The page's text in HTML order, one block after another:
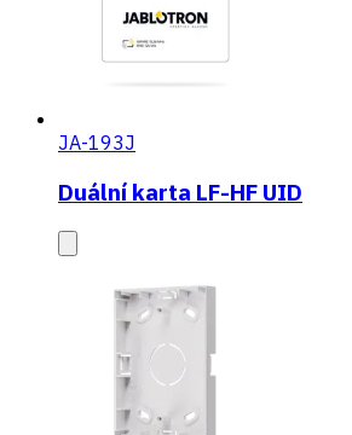
JA-193J
Duální karta LF-HF UID